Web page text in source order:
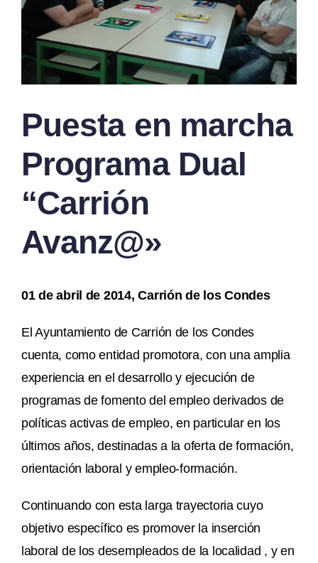
Puesta en marcha
Programa Dual
“Carrión
Avanz@»
01 de abril de 2014, Carrión de los Condes
El Ayuntamiento de Carrión de los Condes
cuenta, como entidad promotora, con una amplia
experiencia en el desarrollo y ejecución de
programas de fomento del empleo derivados de
políticas activas de empleo, en particular en los
últimos años, destinadas a la oferta de formación,
orientación laboral y empleo-formación.
Continuando con esta larga trayectoria cuyo
objetivo específico es promover la inserción
laboral de los desempleados de la localidad , y en